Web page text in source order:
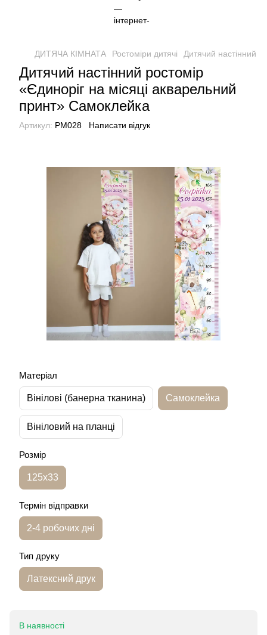
ДИТЯЧА КІМНАТА Ростоміри дитячі Дитячий настінний
Дитячий настінний ростомір
«Єдиноріг на місяці акварельний
принт» Самоклейка
Артикул: РМ028 Написати відгук
Матеріал
Вінілові (банерна тканина) Самоклейка
Вініловий на планці
Розмір
125х33
Термін відправки
2-4 робочих дні
Тип друку
Латексний друк
В наявності